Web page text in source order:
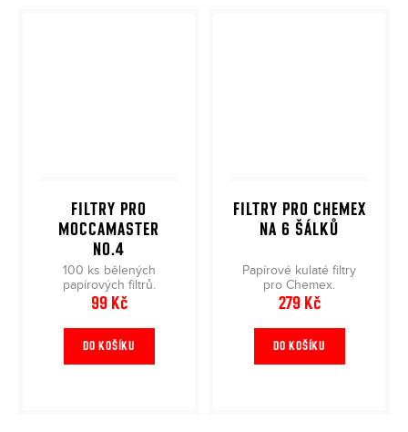
FILTRY PRO
MOCCAMASTER
NO.4
100 ks bělených
papírových filtrů.
99 Kč
DO KOŠÍKU
FILTRY PRO CHEMEX
NA 6 ŠÁLKŮ
Papírové kulaté filtry
pro Chemex.
279 Kč
DO KOŠÍKU